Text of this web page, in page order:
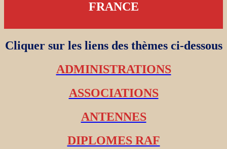
FRANCE
Cliquer sur les liens des thèmes ci-dessous
ADMINISTRATIONS
ASSOCIATIONS
ANTENNES
DIPLOMES RAF